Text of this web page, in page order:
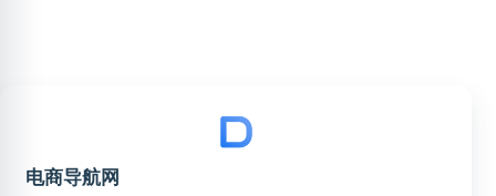
电商导航网